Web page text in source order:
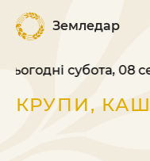
Земледар
субота, 08 серпня
КРУПИ,